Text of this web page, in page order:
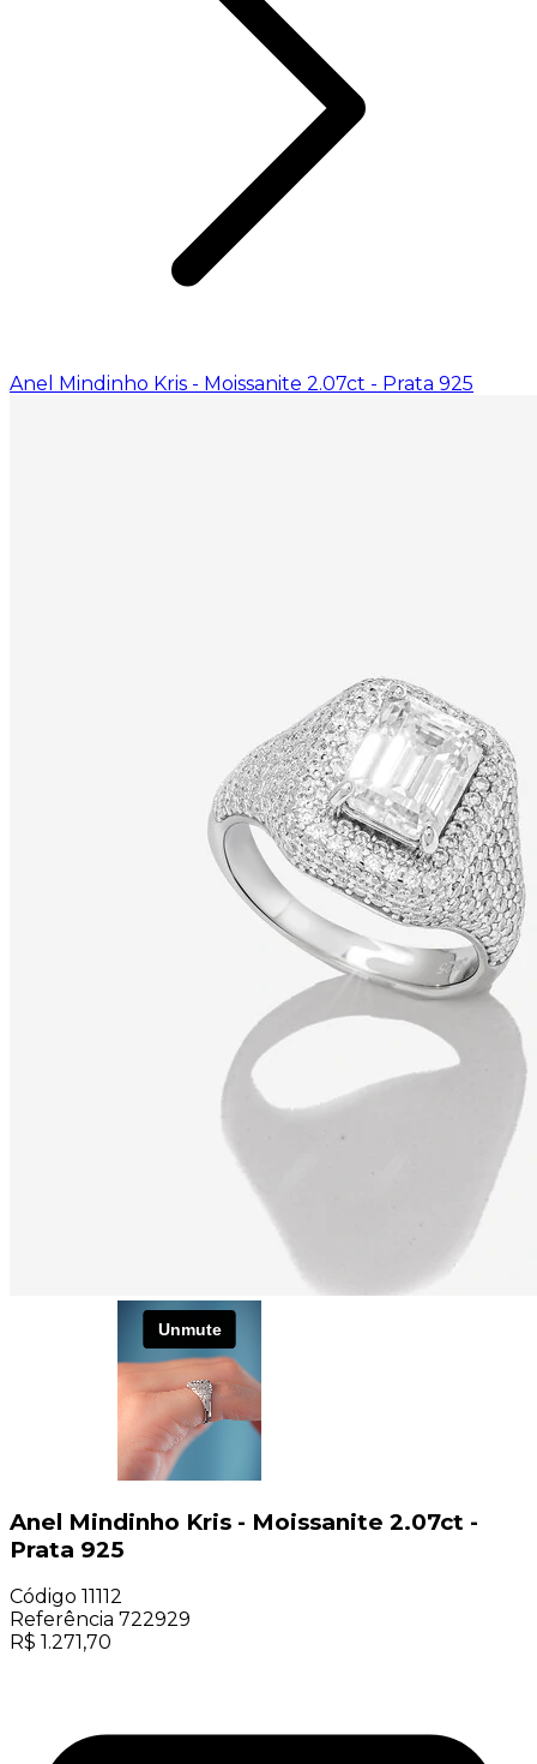
Anel Mindinho Kris - Moissanite 2.07ct - Prata 925
Anel Mindinho Kris - Moissanite 2.07ct -
Prata 925
Código 11112
Referência 722929
R$ 1.271,70